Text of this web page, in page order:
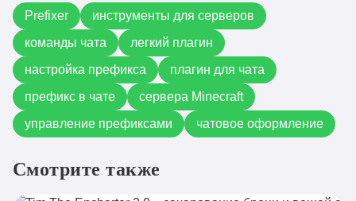
Prefixer
инструменты для серверов
команды чата
легкий плагин
настройка префикса
плагин для чата
префикс в чате
сервера Minecraft
управление префиксами
чатовое оформление
Смотрите также